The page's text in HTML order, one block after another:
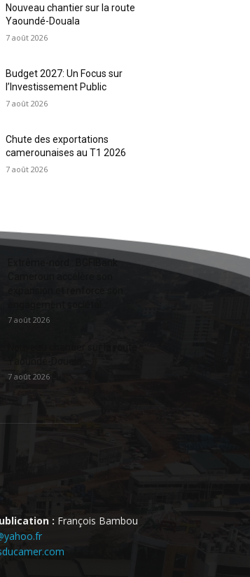
Nouveau chantier sur la route
Yaoundé-Douala
7 août 2026
Budget 2027: Un Focus sur
l’Investissement Public
7 août 2026
Chute des exportations
camerounaises au T1 2026
7 août 2026
Extrême-nord : BGFIBank
7 août 2026
7 août 2026
: François Bambou